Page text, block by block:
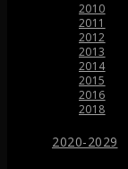
2010
2011
2012
2013
2014
2015
2016
2018
2020-2029